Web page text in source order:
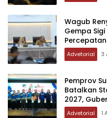
Wagub
Gempa
Advetorial 3
Pemprov
Batalkan
2027,
Tanpa
Advetorial 1